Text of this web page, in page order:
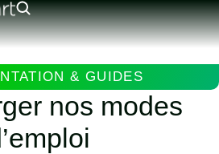
& GUIDES
nos modes